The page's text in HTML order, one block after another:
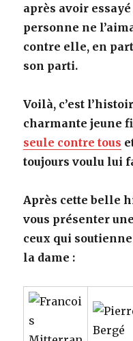
après avoir
personne ne
contre elle, en
son parti.
Voilà, c’est
charmante jeune
seule contre tous
toujours voulu lui
Après cette belle
vous présenter
ceux qui
la dame :